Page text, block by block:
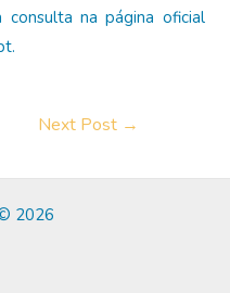
consulta na página oficial
Next Post →
2026